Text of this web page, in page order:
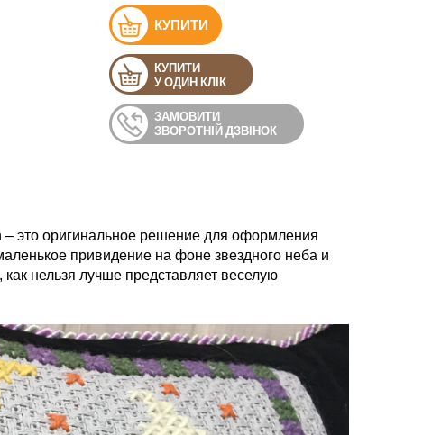
КУПИТИ
КУПИТИ
У ОДИН КЛІК
ЗАМОВИТИ
ЗВОРОТНІЙ ДЗВІНОК
это оригинальное решение для оформления
привидение на фоне звездного неба и
нельзя лучше представляет веселую